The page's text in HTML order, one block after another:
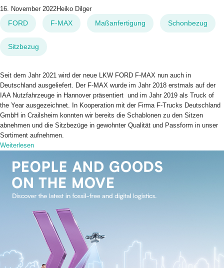
16. November 2022Heiko Dilger
FORD F-MAX Maßanfertigung Schonbezug
Sitzbezug
Seit dem Jahr 2021 wird der neue LKW FORD F-MAX nun auch in
Deutschland ausgeliefert. Der F-MAX wurde im Jahr 2018 erstmals auf der
IAA Nutzfahrzeuge in Hannover präsentiert und im Jahr 2019 als Truck of
the Year ausgezeichnet. In Kooperation mit der Firma F-Trucks Deutschland
GmbH in Crailsheim konnten wir bereits die Schablonen zu den Sitzen
abnehmen und die Sitzbezüge in gewohnter Qualität und Passform in unser
Sortiment aufnehmen.
Weiterlesen